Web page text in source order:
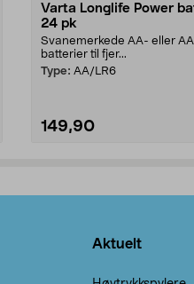
Varta Longlife Power
24 pk
Svanemerkede AA- eller
batterier til fjer...
Type: AA/LR6
149,90
Aktuelt